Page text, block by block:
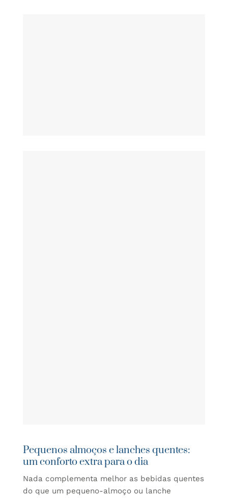
Pequenos almoços e lanches quentes:
um conforto extra para o dia
Nada complementa melhor as bebidas quentes
do que um pequeno-almoço ou lanche